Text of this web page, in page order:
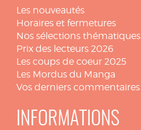
Les nouveautés
Horaires et fermetures
Nos sélections thématiques
Prix des lecteurs 2026
Les coups de coeur 2025
Les Mordus du Manga
Vos derniers commentaires
INFORMATIONS